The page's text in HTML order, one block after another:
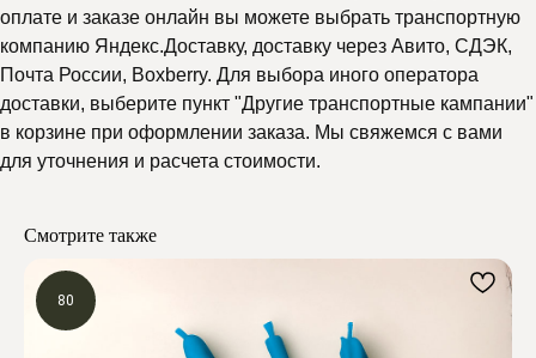
оплате и заказе онлайн вы можете выбрать транспортную
компанию Яндекс.Доставку, доставку через Авито, СДЭК,
Почта России, Boxberry. Для выбора иного оператора
доставки, выберите пункт "Другие транспортные кампании"
в корзине при оформлении заказа. Мы свяжемся с вами
для уточнения и расчета стоимости.
Смотрите также
80